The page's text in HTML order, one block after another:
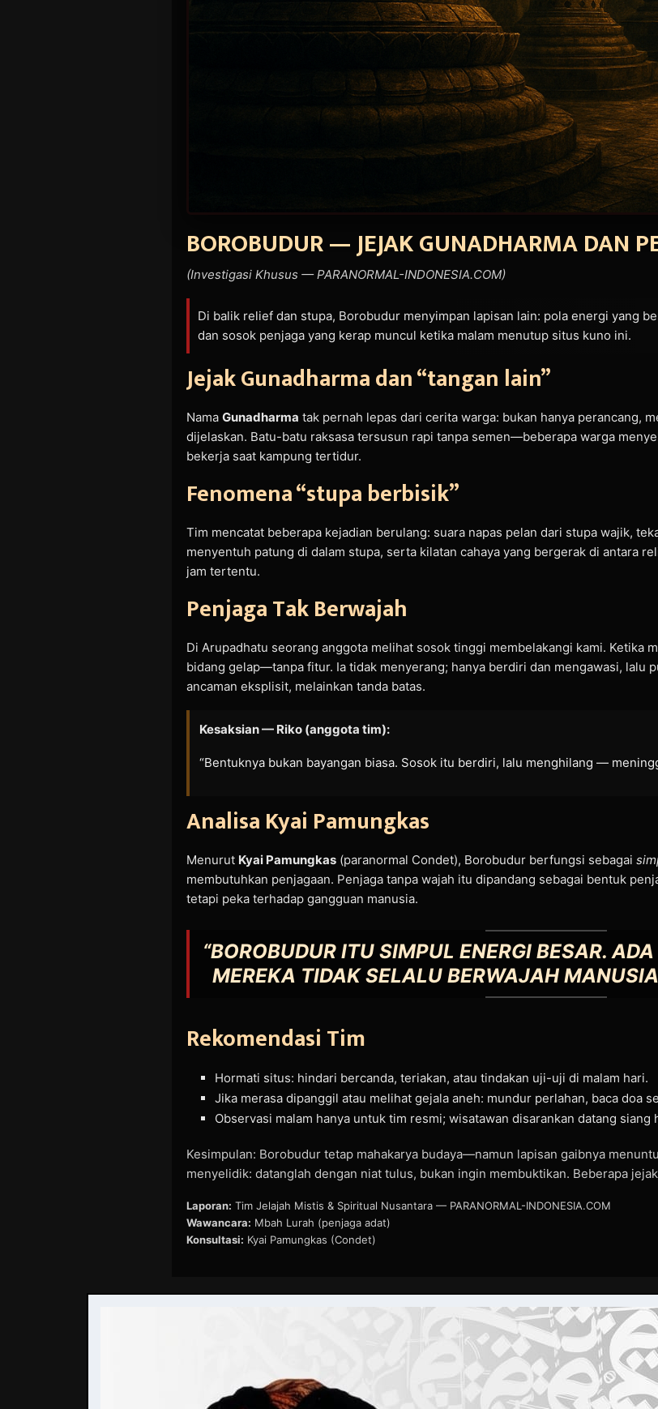
BOROBUDUR — JEJAK GUNADHARMA DAN
(Investigasi Khusus — PARANORMAL-INDONESIA.COM)
Di balik relief dan stupa, Borobudur menyimpan lapisan lain: pola energi yang
dan sosok penjaga yang kerap muncul ketika malam menutup situs kuno ini.
Jejak Gunadharma dan “tangan lain”
Nama Gunadharma tak pernah lepas dari cerita warga: bukan hanya perancang,
dijelaskan. Batu-batu raksasa tersusun rapi tanpa semen—beberapa warga
bekerja saat kampung tertidur.
Fenomena “stupa berbisik”
Tim mencatat beberapa kejadian berulang: suara napas pelan dari stupa wajik,
menyentuh patung di dalam stupa, serta kilatan cahaya yang bergerak di antara
jam tertentu.
Penjaga Tak Berwajah
Di Arupadhatu seorang anggota melihat sosok tinggi membelakangi kami. Ketika
bidang gelap—tanpa fitur. Ia tidak menyerang; hanya berdiri dan mengawasi, lalu
ancaman eksplisit, melainkan tanda batas.
Kesaksian — Riko (anggota tim):
“Bentuknya bukan bayangan biasa. Sosok itu berdiri, lalu menghilang —
Analisa Kyai Pamungkas
Menurut Kyai Pamungkas (paranormal Condet), Borobudur berfungsi sebagai
membutuhkan penjagaan. Penjaga tanpa wajah itu dipandang sebagai bentuk
tetapi peka terhadap gangguan manusia.
“BOROBUDUR ITU SIMPUL ENERGI BESAR.
MEREKA TIDAK SELALU BERWAJAH
Rekomendasi Tim
Hormati situs: hindari bercanda, teriakan, atau tindakan uji-uji di malam hari.
Jika merasa dipanggil atau melihat gejala aneh: mundur perlahan, baca doa
Observasi malam hanya untuk tim resmi; wisatawan disarankan datang siang
Kesimpulan: Borobudur tetap mahakarya budaya—namun lapisan gaibnya
menyelidik: datanglah dengan niat tulus, bukan ingin membuktikan. Beberapa
Laporan: Tim Jelajah Mistis & Spiritual Nusantara — PARANORMAL-INDONESIA.COM
Wawancara: Mbah Lurah (penjaga adat)
Konsultasi: Kyai Pamungkas (Condet)